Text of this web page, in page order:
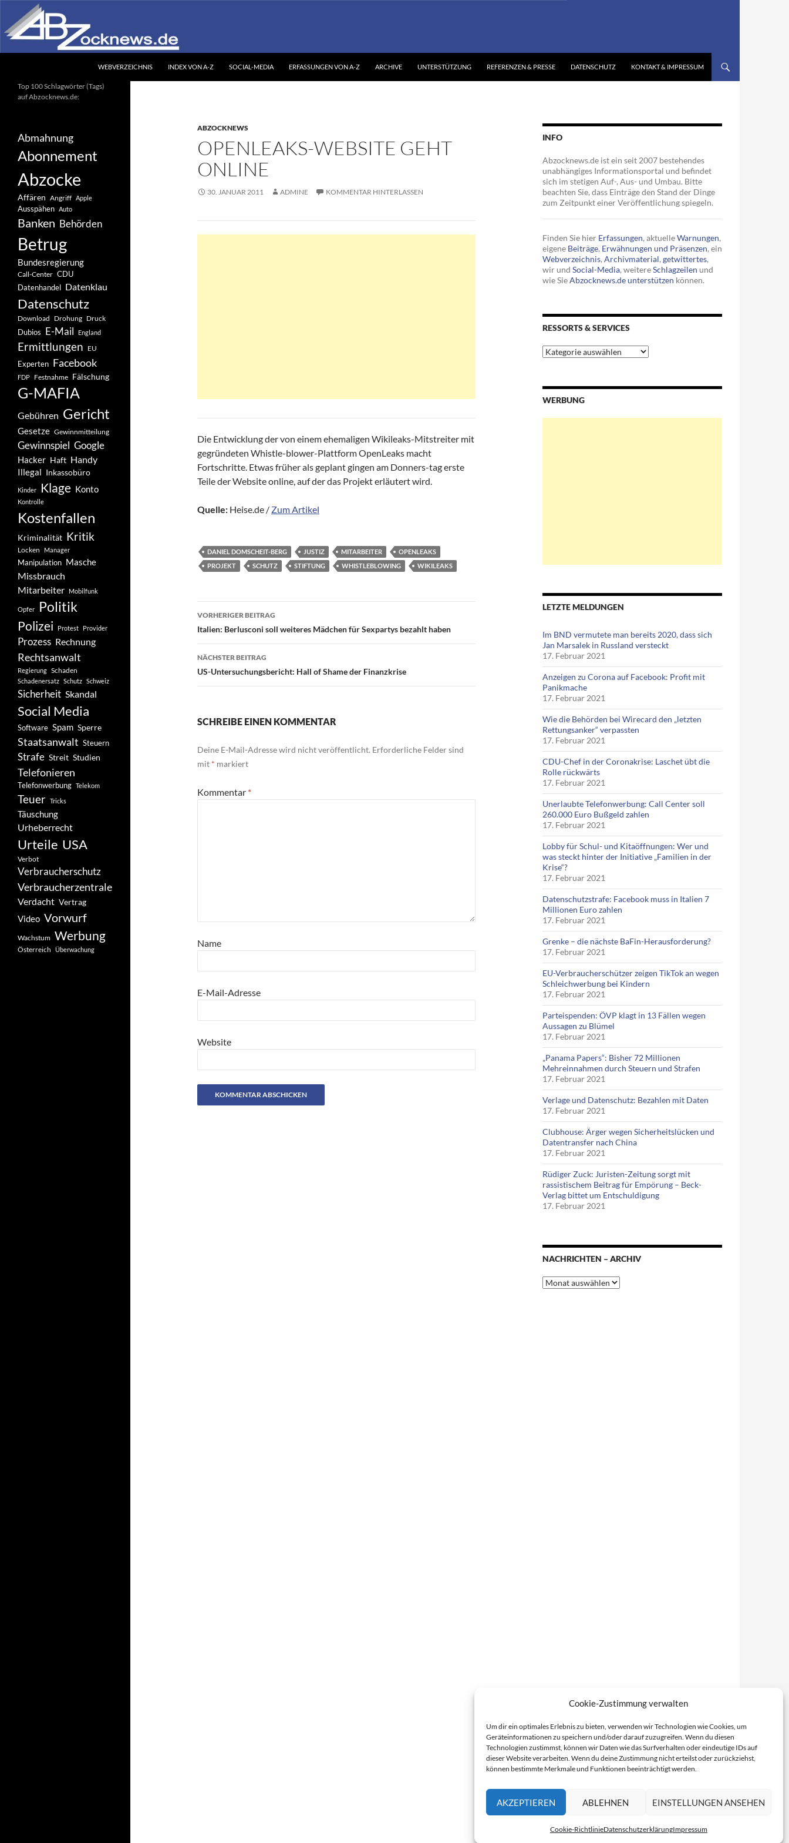
Cookie-Zustimmung verwalten
Um dir ein optimales Erlebnis zu bieten, verwenden wir Technologien wie Cookies, um
Geräteinformationen zu speichern und/oder darauf zuzugreifen. Wenn du diesen
Technologien zustimmst, können wir Daten wie das Surfverhalten oder eindeutige IDs auf
dieser Website verarbeiten. Wenn du deine Zustimmung nicht erteilst oder zurückziehst,
können bestimmte Merkmale und Funktionen beeinträchtigt werden.
AKZEPTIEREN ABLEHNEN EINSTELLUNGEN ANSEHEN
Cookie-RichtlinieDatenschutzerklärungImpressum
Inhalt
springen
WEBVERZEICHNIS INDEX VON A-Z SOCIAL-MEDIA ERFASSUNGEN VON A-Z ARCHIVE UNTERSTÜTZUNG REFERENZEN & PRESSE DATENSCHUTZ KONTAKT & IMPRESSUM
ABZOCKNEWS
OPENLEAKS-WEBSITE GEHT
ONLINE
30. JANUAR 2011 ADMINE KOMMENTAR HINTERLASSEN
Die Entwicklung der von einem ehemaligen Wikileaks-Mitstreiter mit
gegründeten Whistle-blower-Plattform OpenLeaks macht
Fortschritte. Etwas früher als geplant gingen am Donners-tag erste
Teile der Website online, auf der das Projekt erläutert wird.
Quelle: Heise.de / Zum Artikel
DANIEL DOMSCHEIT-BERG JUSTIZ MITARBEITER
OPENLEAKS
PROJEKT
SCHUTZ STIFTUNG WHISTLEBLOWING WIKILEAKS
Beitragsnavigation
VORHERIGER BEITRAG
Italien: Berlusconi soll weiteres Mädchen für Sexpartys bezahlt haben
NÄCHSTER BEITRAG
US-Untersuchungsbericht: Hall of Shame der Finanzkrise
SCHREIBE EINEN KOMMENTAR
Deine E-Mail-Adresse wird nicht veröffentlicht. Erforderliche Felder sind
mit * markiert
Kommentar *
Name
E-Mail-Adresse
Website
INFO
Abzocknews.de ist ein seit 2007 bestehendes
unabhängiges Informationsportal und befindet
sich im stetigen Auf-, Aus- und Umbau. Bitte
beachten Sie, dass Einträge den Stand der Dinge
zum Zeitpunkt einer Veröffentlichung spiegeln.
Finden Sie hier Erfassungen, aktuelleWarnungen,
eigene Beiträge, Erwähnungen und Präsenzen, ein
Webverzeichnis, Archivmaterial, getwittertes,
wir und Social-Media, weitereSchlagzeilen und
wie SieAbzocknews.de unterstützen können.
RESSORTS & SERVICES
Ressorts
&
WERBUNG
LETZTE MELDUNGEN
Im BND vermutete man bereits 2020, dass sich
Jan Marsalek in Russland versteckt
17. Februar 2021
Anzeigen zu Corona auf Facebook: Profit mit
Panikmache
17. Februar 2021
Wie die Behörden bei Wirecard den „letzten
Rettungsanker“ verpassten
17. Februar 2021
CDU-Chef in der Coronakrise: Laschet übt die
Rolle rückwärts
17. Februar 2021
Unerlaubte Telefonwerbung: Call Center soll
260.000 Euro Bußgeld zahlen
17. Februar 2021
Lobby für Schul- und Kitaöffnungen: Wer und
was steckt hinter der Initiative „Familien in der
Krise“?
17. Februar 2021
Datenschutzstrafe: Facebook muss in Italien 7
Millionen Euro zahlen
17. Februar 2021
Grenke – die nächste BaFin-Herausforderung?
17. Februar 2021
EU-Verbraucherschützer zeigen TikTok an wegen
Schleichwerbung bei Kindern
17. Februar 2021
Parteispenden: ÖVP klagt in 13 Fällen wegen
Aussagen zu Blümel
17. Februar 2021
„Panama Papers“: Bisher 72 Millionen
Mehreinnahmen durch Steuern und Strafen
17. Februar 2021
Verlage und Datenschutz: Bezahlen mit Daten
17. Februar 2021
Clubhouse: Ärger wegen Sicherheitslücken und
Datentransfer nach China
17. Februar 2021
Rüdiger Zuck: Juristen-Zeitung sorgt mit
rassistischem Beitrag für Empörung – Beck-
Verlag bittet um Entschuldigung
17. Februar 2021
NACHRICHTEN – ARCHIV
Nachrichten
–
Ihr unabhängiges
Informationsportal
Top 100 Schlagwörter (Tags)
auf Abzocknews.de:
Abmahnung
Abonnement
Abzocke
Affären Angriff Apple
Ausspähen Auto
Banken Behörden
Betrug
Bundesregierung
Call-Center CDU
Datenhandel Datenklau
Datenschutz
Download Drohung Druck
Dubios E-Mail England
Ermittlungen EU
Experten Facebook
FDP Festnahme Fälschung
G-MAFIA
Gebühren Gericht
Gesetze Gewinnmitteilung
Gewinnspiel Google
Hacker Haft Handy
Illegal Inkassobüro
Kinder Klage Konto
Kontrolle
Kostenfallen
Kriminalität Kritik
Locken Manager
Manipulation Masche
Missbrauch
Mitarbeiter
Mobilfunk
Opfer Politik
Polizei Protest Provider
Prozess Rechnung
Rechtsanwalt
Regierung Schaden
Schadenersatz Schutz Schweiz
Sicherheit Skandal
Social Media
Software Spam Sperre
Staatsanwalt Steuern
Strafe Streit Studien
Telefonieren
Telefonwerbung Telekom
Teuer Tricks
Täuschung
Urheberrecht
Urteile USA
Verbot
Verbraucherschutz
Verbraucherzentrale
Verdacht Vertrag
Video Vorwurf
Wachstum Werbung
Österreich Überwachung